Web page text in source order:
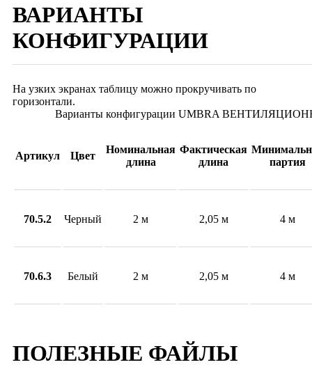
ВАРИАНТЫ
КОНФИГУРАЦИИ
На узких экранах таблицу можно прокручивать по
горизонтали.
Варианты конфигурации UMBRA
Артикул Цвет
Номинальная
длина
Фактическая
длина
партия
70.5.2 Черный 2 м 2,05 м 4 м
70.6.3 Белый 2 м 2,05 м 4 м
ПОЛЕЗНЫЕ ФАЙЛЫ